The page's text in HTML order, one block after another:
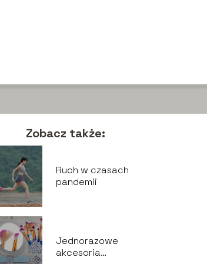
Zobacz także:
Ruch w czasach
pandemii
Jednorazowe
akcesoria